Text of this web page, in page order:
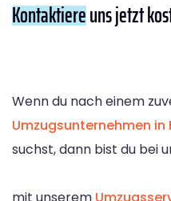
Kontaktiereuns jetzt
Wenn du nach einem
Umzugsunternehmen in
suchst, dann bist du bei
mit unserem